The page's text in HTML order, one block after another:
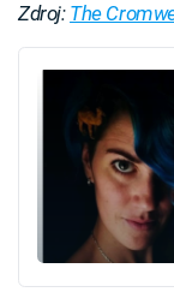
Zdroj: The